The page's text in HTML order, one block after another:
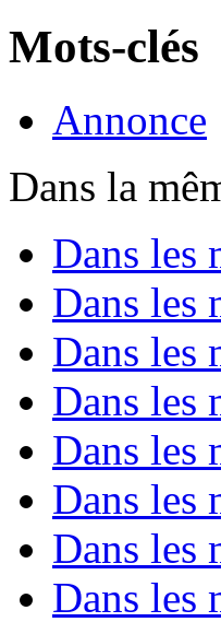
Mots-clés
Annonce
Dans la
Dans les
Dans les
Dans les
Dans les
Dans les
Dans les
Dans les
Dans les